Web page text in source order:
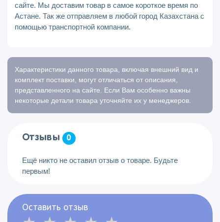
сайте. Мы доставим товар в самое короткое время по
Астане. Так же отправляем в любой город Казахстана с
помощью транспортной компании.
Характеристики данного товара, включая внешний вид и
комплект поставки, могут отличаться от описания,
представленного на сайте. Если Вам особенно важны
некоторые детали товара уточняйте их у менеджеров.
Отзывы 0
Ещё никто не оставил отзыв о товаре. Будьте
первым!
Оставить отзыв